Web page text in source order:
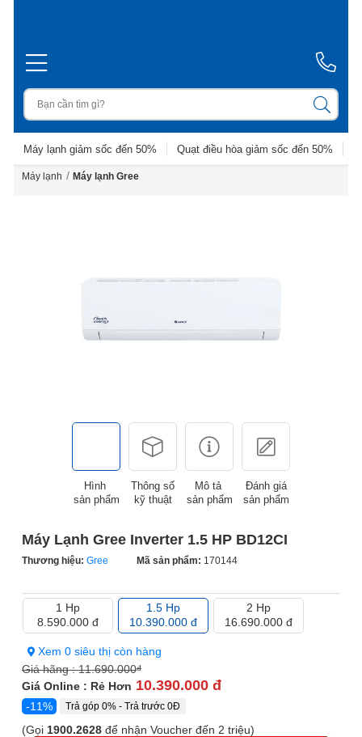
Máy lạnh giảm sốc đến 50% Quạt điều hòa giảm sốc đến 50%
Máy lạnh / Máy lạnh Gree
Hình
sản phẩm
Thông số
kỹ thuật
Mô tả
sản phẩm
Đánh giá
sản phẩm
Máy Lạnh Gree Inverter 1.5 HP BD12CI
Thương hiệu: Gree Mã sản phẩm: 170144
1 Hp
8.590.000 đ
1.5 Hp
10.390.000 đ
2 Hp
16.690.000 đ
Xem 0 siêu thị còn hàng
Giá hãng :11.690.000đ
Giá Online : Rẻ Hơn 10.390.000 đ
-11% Trả góp 0% - Trả trước 0Đ
(Gọi 1900.2628 để nhận Voucher đến 2 triệu)